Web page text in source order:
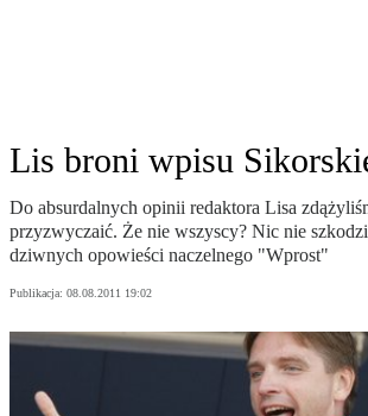
Lis broni wpisu
Do absurdalnych opinii redaktora Lisa
przyzwyczaić. Że nie wszyscy? Nic nie
dziwnych opowieści naczelnego "Wprost"
Publikacja: 08.08.2011 19:02